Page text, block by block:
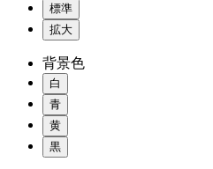
標準
拡大
背景色
白
青
黄
黒